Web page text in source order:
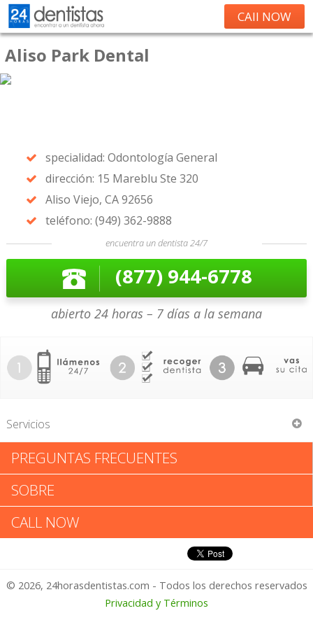
CAll NOW
Aliso Park Dental
specialidad: Odontología General
dirección: 15 Mareblu Ste 320
Aliso Viejo, CA 92656
teléfono: (949) 362-9888
encuentra un dentista 24/7
(877) 944-6778
abierto 24 horas – 7 días a la semana
Servicios
Aliso Park Dental
Aliso Park Dental: Califica tu
Experiencia
1 – No Feliz
PREGUNTAS FRECUENTES
SOBRE
CALL NOW
© 2026, 24horasdentistas.com - Todos los derechos reservados
Privacidad y Términos